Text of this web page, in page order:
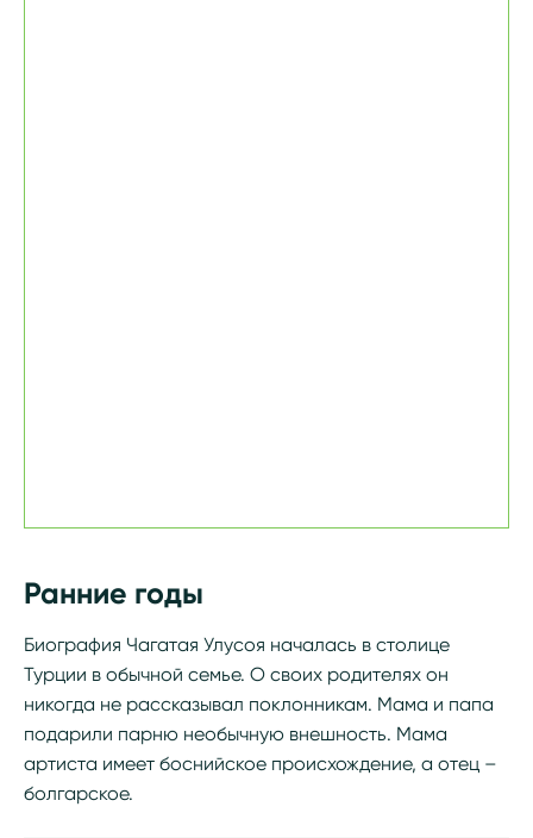
Ранние годы
Биография Чагатая Улусоя началась в столице
Турции в обычной семье. О своих родителях он
никогда не рассказывал поклонникам. Мама и папа
подарили парню необычную внешность. Мама
артиста имеет боснийское происхождение, а отец –
болгарское.